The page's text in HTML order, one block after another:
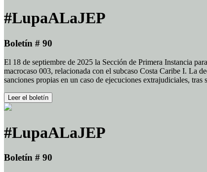
#LupaALaJEP
Boletín # 90
El 18 de septiembre de 2025 la Sección de Primera Instancia
macrocaso 003, relacionada con el subcaso Costa Caribe I. La
sanciones propias en un caso de ejecuciones extrajudiciales,
Leer el boletín
#LupaALaJEP
Boletín # 90